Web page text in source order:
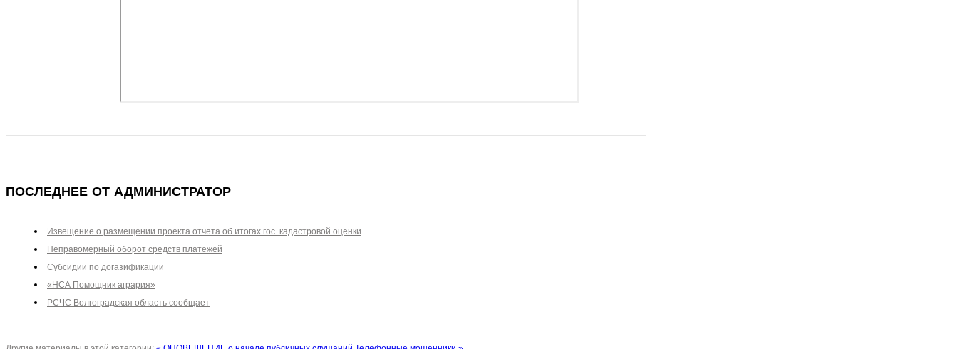
ПОСЛЕДНЕЕ ОТ АДМИНИСТРАТОР
Извещение о размещении проекта отчета об итогах гос. кадастровой оценки
Неправомерный оборот средств платежей
Субсидии по догазификации
«НСА Помощник агрария»
РСЧС Волгоградская область сообщает